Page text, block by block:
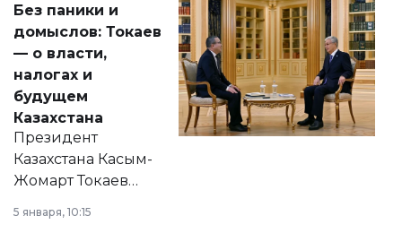
Без паники и
домыслов: Токаев
— о власти,
налогах и
будущем
Казахстана
Президент
Казахстана Касым-
Жомарт Токаев
сразу несколько
5 января, 10:15